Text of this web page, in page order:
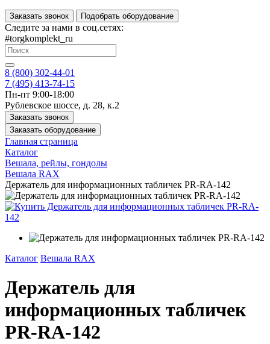
Заказать звонок Подобрать оборудование
Следите за нами в соц.сетях:
#torgkomplekt_ru
8 (800) 302-44-01
7 (495) 413-74-15
Пн-пт 9:00-18:00
Рублевское шоссе, д. 28, к.2
Заказать звонок
Заказать оборудование
Главная страница
Каталог
Вешала, рейлы, гондолы
Вешала RAX
Держатель для информационных табличек PR-RA-142
Каталог Вешала RAX
Держатель для
информационных табличек
PR-RA-142